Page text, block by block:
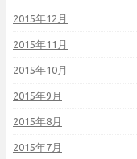
2015年12月
2015年11月
2015年10月
2015年9月
2015年8月
2015年7月